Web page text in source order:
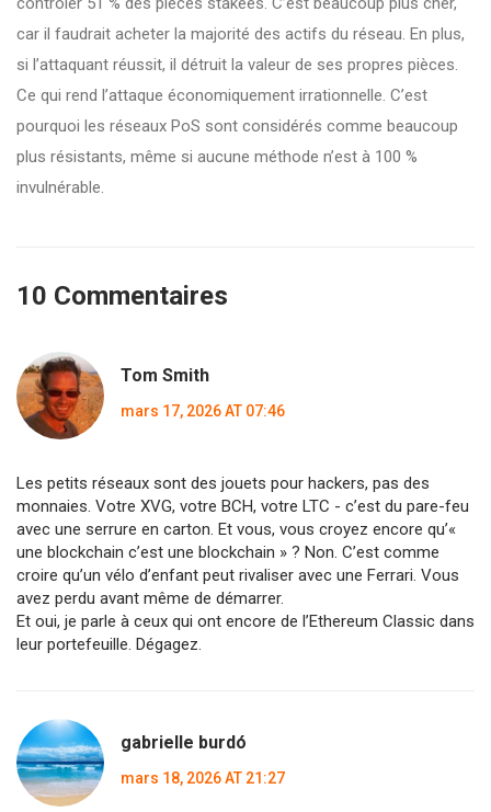
car il faudrait acheter la majorité des actifs du réseau. En plus,
si l’attaquant réussit, il détruit la valeur de ses propres pièces.
Ce qui rend l’attaque économiquement irrationnelle. C’est
pourquoi les réseaux PoS sont considérés comme beaucoup
plus résistants, même si aucune méthode n’est à 100 %
invulnérable.
10 Commentaires
Tom Smith
mars 17, 2026 AT 07:46
Les petits réseaux sont des jouets pour hackers, pas des
monnaies. Votre XVG, votre BCH, votre LTC - c’est du pare-feu
avec une serrure en carton. Et vous, vous croyez encore qu’«
une blockchain c’est une blockchain » ? Non. C’est comme
croire qu’un vélo d’enfant peut rivaliser avec une Ferrari. Vous
avez perdu avant même de démarrer.
Et oui, je parle à ceux qui ont encore de l’Ethereum Classic dans
leur portefeuille. Dégagez.
gabrielle burdó
mars 18, 2026 AT 21:27